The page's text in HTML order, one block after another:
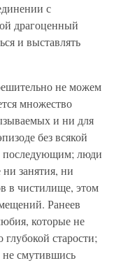
с
драгоценный
и выставлять
не можем
множество
и ни для
без всякой
последующим; люди
ни занятия, ни
в чистилище, этом
Ранеев
которые не
старости;
смутившись